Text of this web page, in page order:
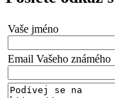
Vaše jméno
Email Vašeho známého